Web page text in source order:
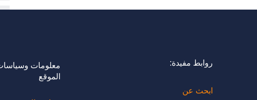
روابط مفيدة:
ابحث عن
معلومات
الموقع